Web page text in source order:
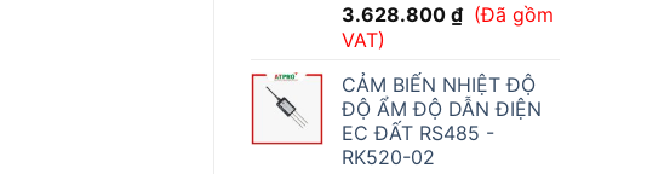
3.628.800 ₫ (Đã gồm
VAT)
CẢM BIẾN NHIỆT ĐỘ
ĐỘ ẨM ĐỘ DẪN ĐIỆN
EC ĐẤT RS485 -
RK520-02